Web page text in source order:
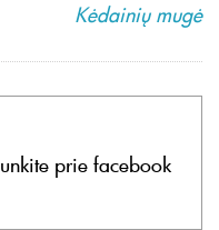
Kėdainių mugė
prie facebook